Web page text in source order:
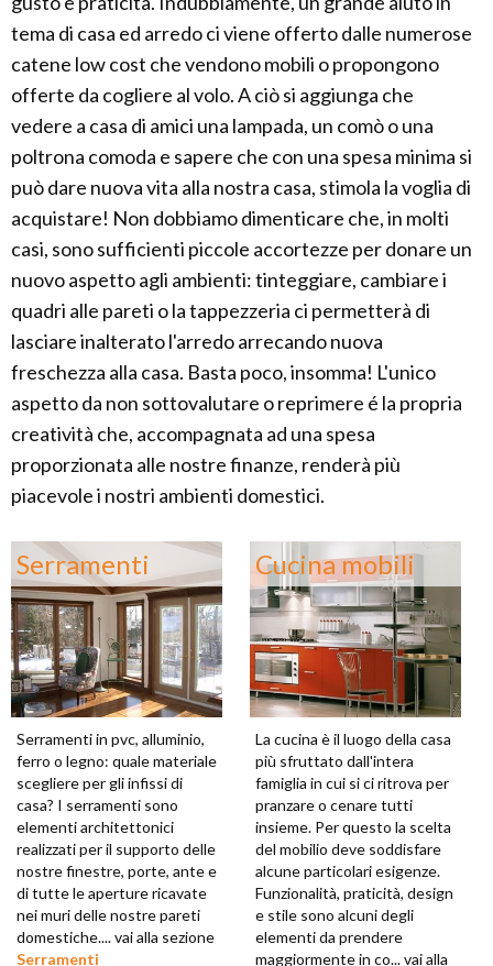
tema di casa ed arredo ci viene offerto dalle numerose
catene low cost che vendono mobili o propongono
offerte da cogliere al volo. A ciò si aggiunga che
vedere a casa di amici una lampada, un comò o una
poltrona comoda e sapere che con una spesa minima si
può dare nuova vita alla nostra casa, stimola la voglia di
acquistare! Non dobbiamo dimenticare che, in molti
casi, sono sufficienti piccole accortezze per donare un
nuovo aspetto agli ambienti: tinteggiare, cambiare i
quadri alle pareti o la tappezzeria ci permetterà di
lasciare inalterato l'arredo arrecando nuova
freschezza alla casa. Basta poco, insomma! L'unico
aspetto da non sottovalutare o reprimere é la propria
creatività che, accompagnata ad una spesa
proporzionata alle nostre finanze, renderà più
piacevole i nostri ambienti domestici.
Serramenti
Serramenti in pvc, alluminio,
ferro o legno: quale materiale
scegliere per gli infissi di
casa? I serramenti sono
elementi architettonici
realizzati per il supporto delle
nostre finestre, porte, ante e
di tutte le aperture ricavate
nei muri delle nostre pareti
domestiche.... vai alla sezione
Serramenti
Cucina mobili
La cucina è il luogo della casa
più sfruttato dall'intera
famiglia in cui si ci ritrova per
pranzare o cenare tutti
insieme. Per questo la scelta
del mobilio deve soddisfare
alcune particolari esigenze.
Funzionalità, praticità, design
e stile sono alcuni degli
elementi da prendere
maggiormente in co... vai alla